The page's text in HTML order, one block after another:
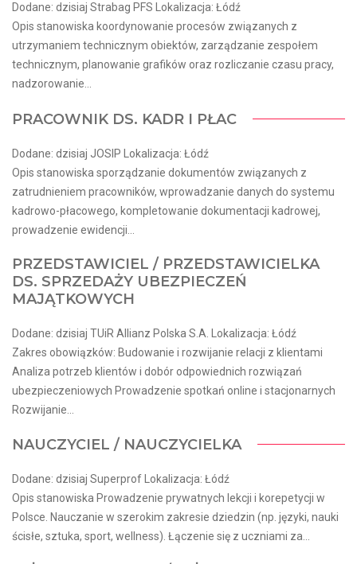
Dodane: dzisiaj Strabag PFS Lokalizacja: Łódź
Opis stanowiska koordynowanie procesów związanych z
utrzymaniem technicznym obiektów, zarządzanie zespołem
technicznym, planowanie grafików oraz rozliczanie czasu pracy,
nadzorowanie...
PRACOWNIK DS. KADR I PŁAC
Dodane: dzisiaj JOSIP Lokalizacja: Łódź
Opis stanowiska sporządzanie dokumentów związanych z
zatrudnieniem pracowników, wprowadzanie danych do systemu
kadrowo-płacowego, kompletowanie dokumentacji kadrowej,
prowadzenie ewidencji...
PRZEDSTAWICIEL / PRZEDSTAWICIELKA
DS. SPRZEDAŻY UBEZPIECZEŃ
MAJĄTKOWYCH
Dodane: dzisiaj TUiR Allianz Polska S.A. Lokalizacja: Łódź
Zakres obowiązków: Budowanie i rozwijanie relacji z klientami
Analiza potrzeb klientów i dobór odpowiednich rozwiązań
ubezpieczeniowych Prowadzenie spotkań online i stacjonarnych
Rozwijanie...
NAUCZYCIEL / NAUCZYCIELKA
Dodane: dzisiaj Superprof Lokalizacja: Łódź
Opis stanowiska Prowadzenie prywatnych lekcji i korepetycji w
Polsce. Nauczanie w szerokim zakresie dziedzin (np. języki, nauki
ścisłe, sztuka, sport, wellness). Łączenie się z uczniami za...